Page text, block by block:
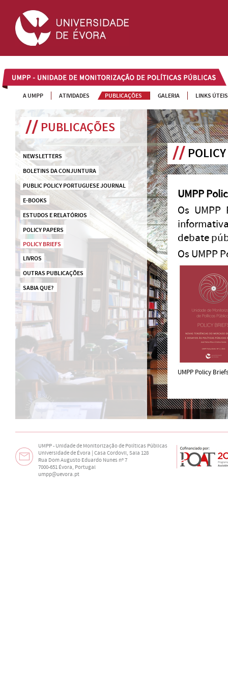
UMPP
A UMPP ATIVIDADES PUBLICAÇÕES GALERIA LINKS ÚTEIS
PUBLICAÇÕES
NEWSLETTERS
BOLETINS DA CONJUNTURA
PUBLIC POLICY PORTUGUESE JOURNAL
E-BOOKS
ESTUDOS E RELATÓRIOS
POLICY PAPERS
POLICY BRIEFS
LIVROS
OUTRAS PUBLICAÇÕES
SABIA QUE?
UMPP
Os
debate
Os UMPP
UMPP Policy
UMPP - Unidade de Monitorização de Políticas Públicas
Universidade de Évora | Casa Cordovil, Sala 128
Rua Dom Augusto Eduardo Nunes nº 7
7000-651 Évora, Portugal
umpp@uevora.pt